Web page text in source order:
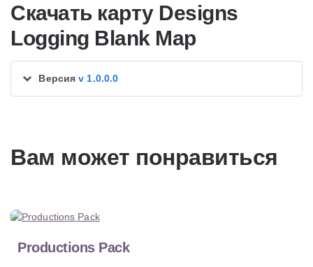
Скачать карту Designs
Logging Blank Map
Версияv 1.0.0.0
Вам может понравиться
Productions Pack